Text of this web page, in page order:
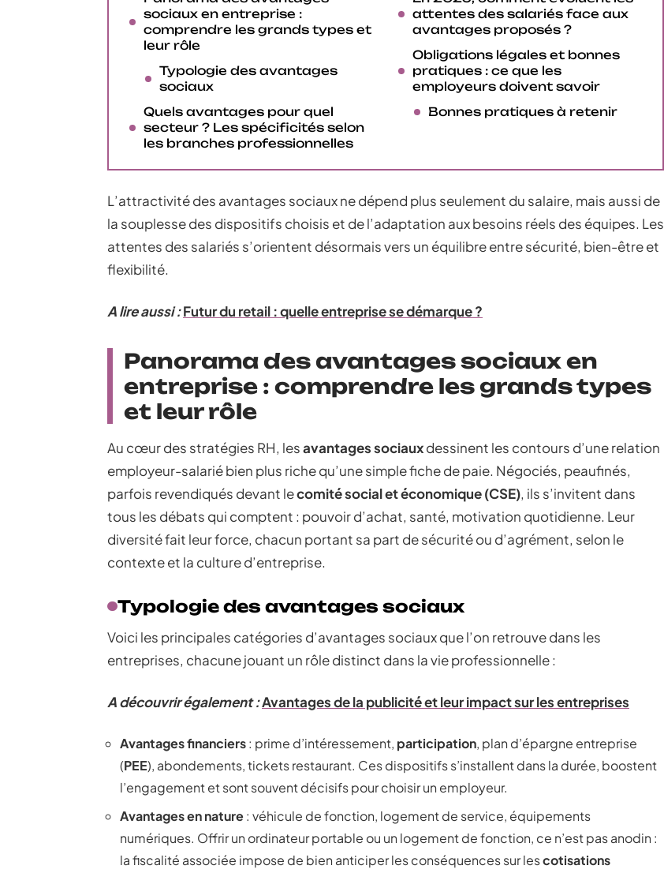
sociaux en entreprise :
comprendre les grands types et
leur rôle
Typologie des avantages
sociaux
Quels avantages pour quel
secteur ? Les spécificités selon
les branches professionnelles
attentes des salariés face aux
avantages proposés ?
Obligations légales et bonnes
pratiques : ce que les
employeurs doivent savoir
Bonnes pratiques à retenir
L’attractivité des avantages sociaux ne dépend plus seulement du salaire, mais aussi de
la souplesse des dispositifs choisis et de l’adaptation aux besoins réels des équipes. Les
attentes des salariés s’orientent désormais vers un équilibre entre sécurité, bien-être et
flexibilité.
A lire aussi :Futur du retail : quelle entreprise se démarque ?
Panorama des avantages sociaux en
entreprise : comprendre les grands types
et leur rôle
Au cœur des stratégies RH, lesavantages sociauxdessinent les contours d’une relation
employeur-salarié bien plus riche qu’une simple fiche de paie. Négociés, peaufinés,
parfois revendiqués devant lecomité social et économique (CSE), ils s’invitent dans
tous les débats qui comptent : pouvoir d’achat, santé, motivation quotidienne. Leur
diversité fait leur force, chacun portant sa part de sécurité ou d’agrément, selon le
contexte et la culture d’entreprise.
Typologie des avantages sociaux
Voici les principales catégories d’avantages sociaux que l’on retrouve dans les
entreprises, chacune jouant un rôle distinct dans la vie professionnelle :
A découvrir également :Avantages de la publicité et leur impact sur les entreprises
Avantages financiers: prime d’intéressement, participation, plan d’épargne entreprise
(PEE), abondements, tickets restaurant. Ces dispositifs s’installent dans la durée, boostent
l’engagement et sont souvent décisifs pour choisir un employeur.
Avantages en nature: véhicule de fonction, logement de service, équipements
numériques. Offrir un ordinateur portable ou un logement de fonction, ce n’est pas anodin :
la fiscalité associée impose de bien anticiper les conséquences sur lescotisations